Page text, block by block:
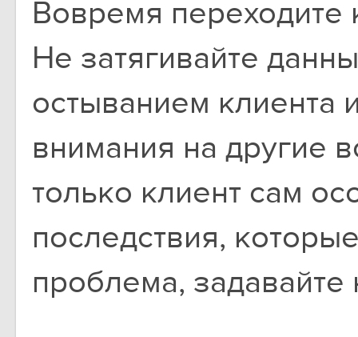
Вовремя
Не затягивайте
остыванием клиента
внимания на другие
только клиент сам
последствия,
проблема,